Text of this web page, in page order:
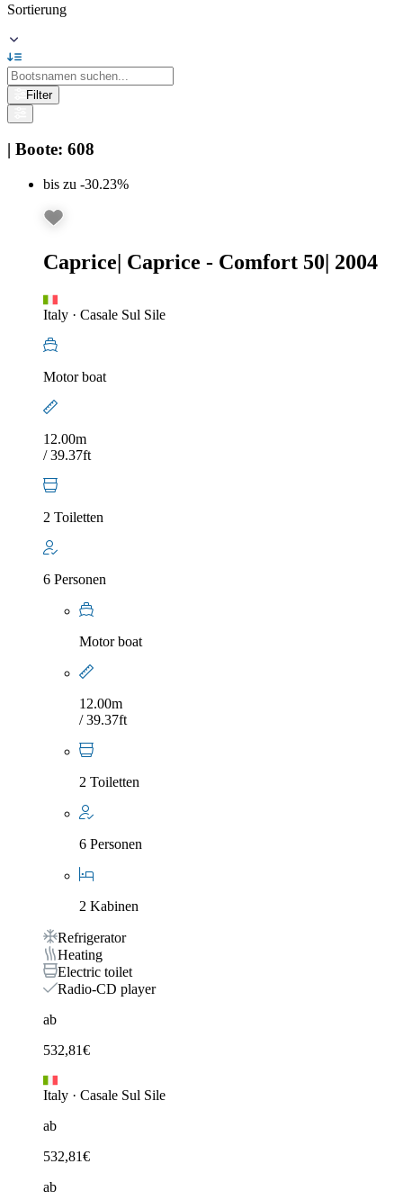
Sortierung
Filter
| Boote: 608
bis zu -30.23%
Caprice Caprice - Comfort 50 2004
Italy · Casale Sul Sile
Motor boat
12.00m
/ 39.37ft
2 Toiletten
6 Personen
Motor boat
12.00m
/ 39.37ft
2 Toiletten
6 Personen
2 Kabinen
Refrigerator
Heating
Electric toilet
Radio-CD player
ab
532,81€
Italy · Casale Sul Sile
ab
532,81€
ab